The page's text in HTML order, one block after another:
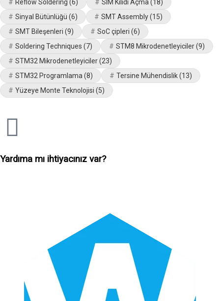
Reflow Soldering (6) SIM Kilidi Açma (18)
Sinyal Bütünlüğü (6) SMT Assembly(15)
SMT Bileşenleri (9) SoC çipleri (6)
Soldering Techniques (7) STM8 Mikrodenetleyiciler(9)
STM32 Mikrodenetleyiciler(23)
STM32 Programlama (8) Tersine Mühendislik(13)
Yüzeye Monte Teknolojisi (5)
Yardıma mı ihtiyacınız var?